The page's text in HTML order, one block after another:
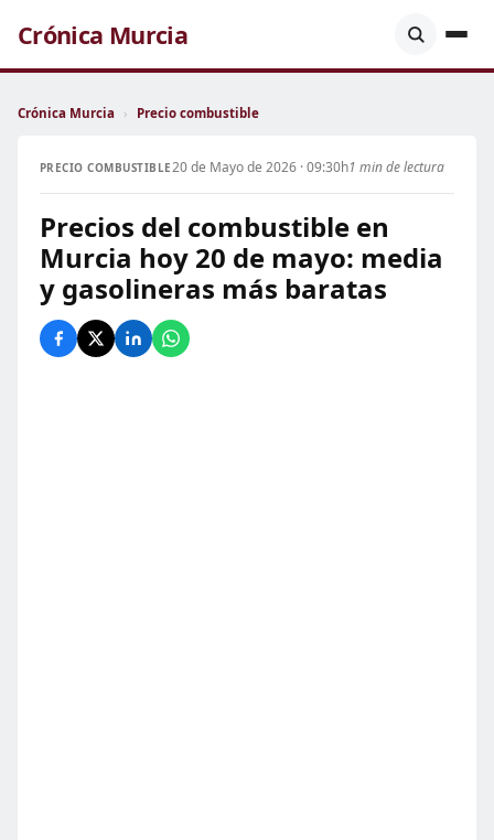
Crónica Murcia
Crónica Murcia › Precio combustible
PRECIO COMBUSTIBLE20 de Mayo de 2026 · 09:30h1 min de lectura
Precios del combustible en
Murcia hoy 20 de mayo: media
y gasolineras más baratas